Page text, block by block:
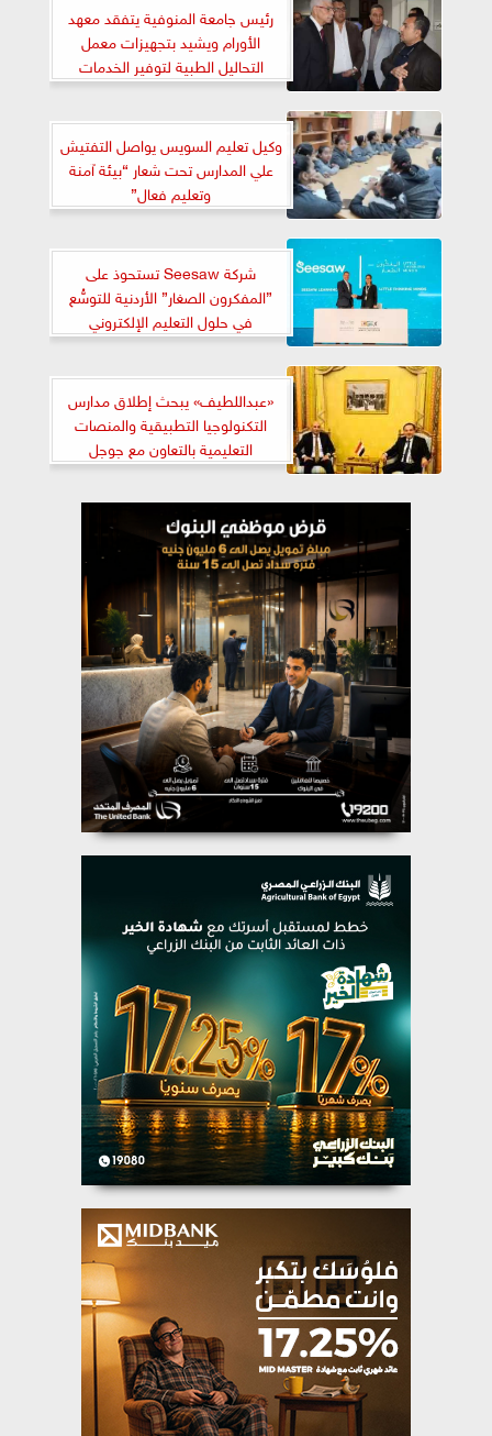
رئيس جامعة المنوفية يتفقد معهد
الأورام ويشيد بتجهيزات معمل
التحاليل الطبية لتوفير الخدمات
التشخيصية للمرضى
وكيل تعليم السويس يواصل التفتيش
علي المدارس تحت شعار “بيئة آمنة
وتعليم فعال”
شركة Seesaw تستحوذ على
”المفكرون الصغار” الأردنية للتوسُّع
في حلول التعليم الإلكتروني
«عبداللطيف» يبحث إطلاق مدارس
التكنولوجيا التطبيقية والمنصات
التعليمية بالتعاون مع جوجل